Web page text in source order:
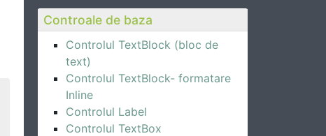
Controale de baza
Controlul TextBlock (bloc de
text)
Controlul TextBlock- formatare
Inline
Controlul Label
Controlul TextBox